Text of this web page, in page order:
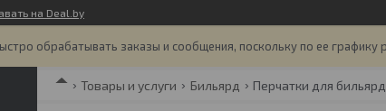
на Deal.by
обрабатывать заказы и сообщения, поскольку по ее
Товары и услуги Бильярд Перчатки для